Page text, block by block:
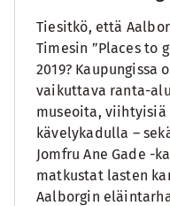
Tiesitkö, että
Timesin ”Places to
2019? Kaupungissa
vaikuttava ranta-
museoita,
kävelykadulla –
Jomfru Ane Gade -
matkustat lasten
Aalborgin